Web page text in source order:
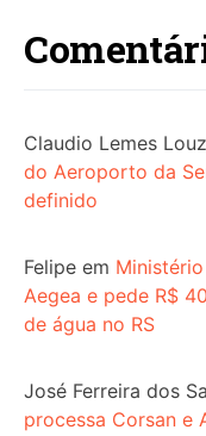
Claudio Lemes
do Aeroporto da
definido
Felipe em
Aegea e pede R$
de água no RS
José Ferreira dos
processa Corsan e